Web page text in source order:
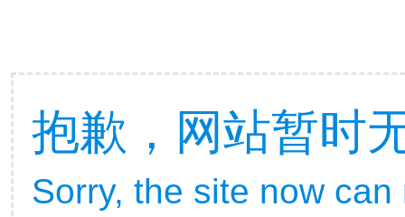
抱歉，网站暂时
Sorry, the site now